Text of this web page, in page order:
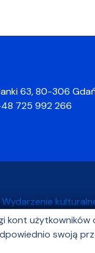
63, 80-306
725 992 266
Wydarzenie
kont
swoją